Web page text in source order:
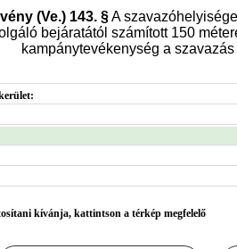
(Ve.) 143. §A
bejáratától számított 150
kampánytevékenység a
kívánja, kattintson a térkép megfelelő